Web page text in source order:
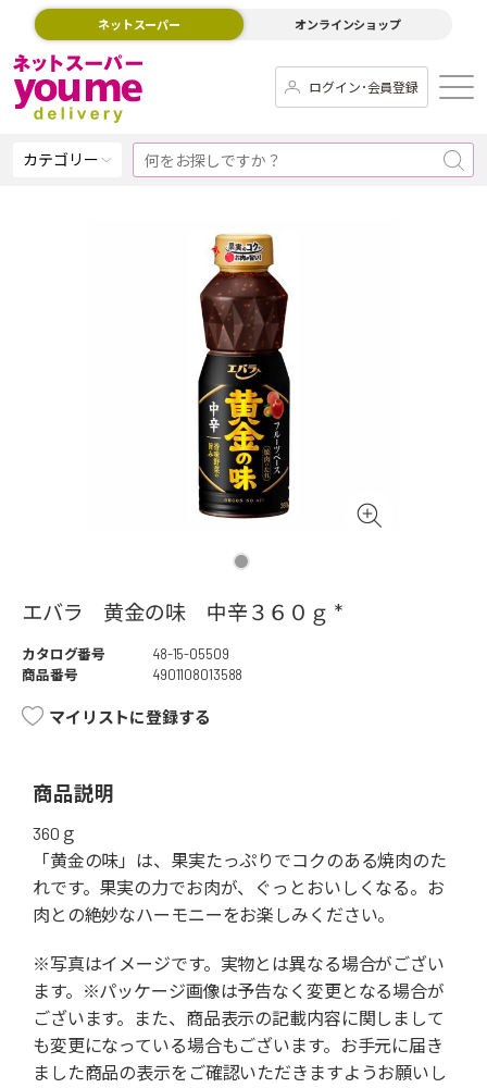
ネットスーパー オンラインショップ
ログイン･会員登録
カテゴリー
エバラ 黄金の味 中辛３６０ｇ *
カタログ番号
48-15-05509
商品番号
4901108013588
マイリストに登録する
商品説明
360ｇ
「黄金の味」は、果実たっぷりでコクのある焼肉のた
れです。果実の力でお肉が、ぐっとおいしくなる。お
肉との絶妙なハーモニーをお楽しみください。
※写真はイメージです。実物とは異なる場合がござい
ます。※パッケージ画像は予告なく変更となる場合が
ございます。また、商品表示の記載内容に関しまして
も変更になっている場合もございます。お手元に届き
ました商品の表示をご確認いただきますようお願いし